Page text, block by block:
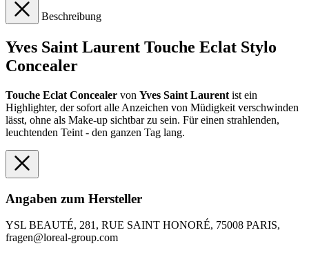
Beschreibung
Yves Saint Laurent Touche Eclat Stylo
Concealer
Touche Eclat Concealer von Yves Saint Laurent ist ein
Highlighter, der sofort alle Anzeichen von Müdigkeit verschwinden
lässt, ohne als Make-up sichtbar zu sein. Für einen strahlenden,
leuchtenden Teint - den ganzen Tag lang.
Angaben zum Hersteller
YSL BEAUTÉ, 281, RUE SAINT HONORÉ, 75008 PARIS,
fragen@loreal-group.com